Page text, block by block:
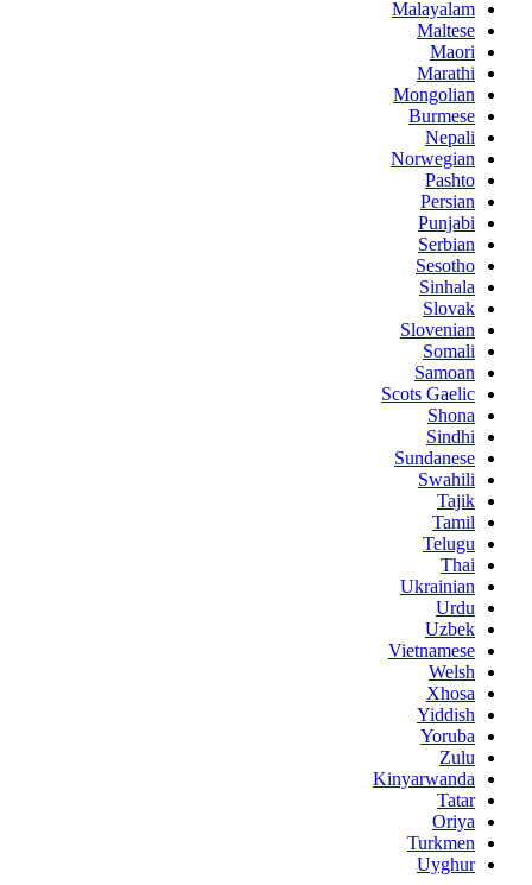
Malayalam
Maltese
Maori
Marathi
Mongolian
Burmese
Nepali
Norwegian
Pashto
Persian
Punjabi
Serbian
Sesotho
Sinhala
Slovak
Slovenian
Somali
Samoan
Scots Gaelic
Shona
Sindhi
Sundanese
Swahili
Tajik
Tamil
Telugu
Thai
Ukrainian
Urdu
Uzbek
Vietnamese
Welsh
Xhosa
Yiddish
Yoruba
Zulu
Kinyarwanda
Tatar
Oriya
Turkmen
Uyghur